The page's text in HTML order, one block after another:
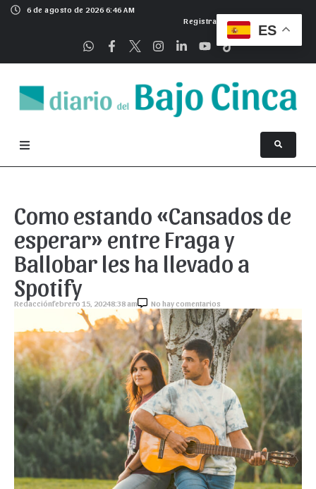
6 de agosto de 2026 6:46 AM
Registrarse
Como estando «Cansados de
esperar» entre Fraga y
Ballobar les ha llevado a
Spotify
Redacciónfebrero 15, 20248:38 am No hay comentarios
ES